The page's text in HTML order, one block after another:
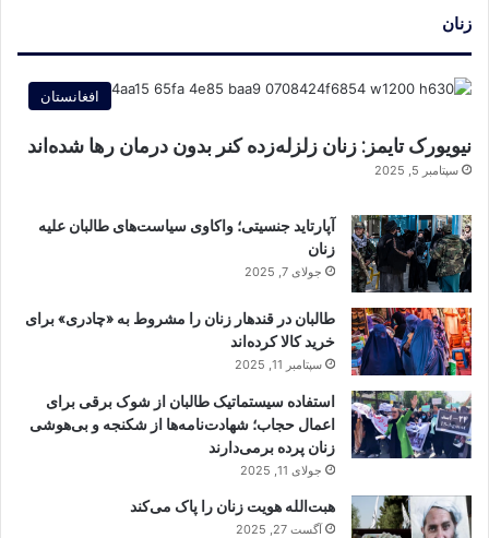
زنان
افغانستان
نیویورک تایمز: زنان زلزله‌زده کنر بدون درمان رها شده‌اند
سپتامبر 5, 2025
آپارتاید جنسیتی؛ واکاوی سیاست‌های طالبان علیه
زنان
جولای 7, 2025
طالبان در قندهار زنان را مشروط به «چادری» برای
خرید کالا کرده‌اند
سپتامبر 11, 2025
استفاده سیستماتیک طالبان از شوک برقی برای
اعمال حجاب؛ شهادت‌نامه‌ها از شکنجه و بی‌هوشی
زنان پرده برمی‌دارند
جولای 11, 2025
هبت‌الله هویت زنان را پاک می‌کند
آگست 27, 2025